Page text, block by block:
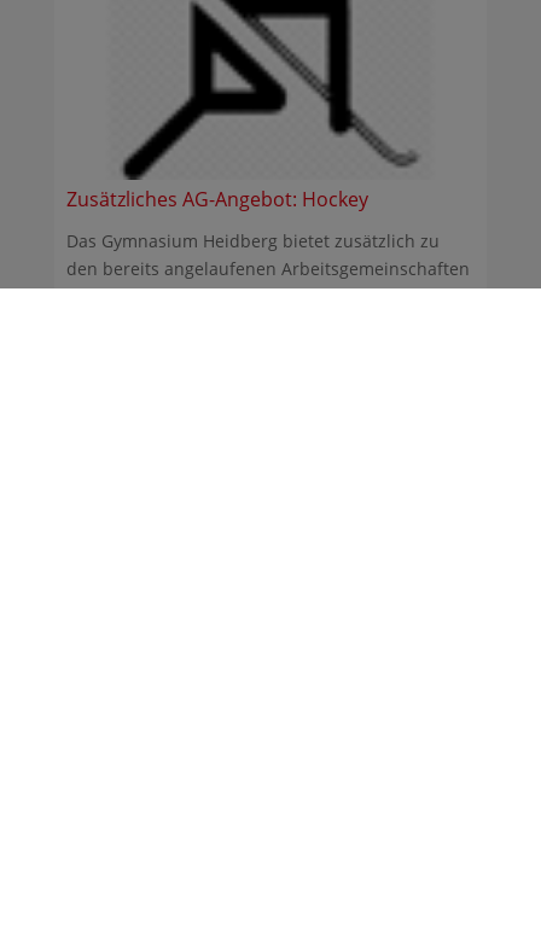
Zusätzliches AG-Angebot: Hockey
Das Gymnasium Heidberg bietet zusätzlich zu
den bereits angelaufenen Arbeitsgemeinschaften